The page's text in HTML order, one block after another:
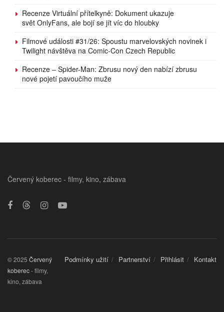
Recenze Virtuální přítelkyně: Dokument ukazuje
svět OnlyFans, ale bojí se jít víc do hloubky
Filmové události #31/26: Spoustu marvelovských novinek i
Twilight návštěva na Comic-Con Czech Republic
Recenze – Spider-Man: Zbrusu nový den nabízí zbrusu
nové pojetí pavoučího muže
Červený koberec - filmy, kino, zábava
Podmínky užití Partnerství Přihlásit Kontakt
© 2025 Červený
koberec- filmy,
kino, zábava